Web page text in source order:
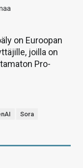
on Euroopan
joilla on
Pro-
Sora